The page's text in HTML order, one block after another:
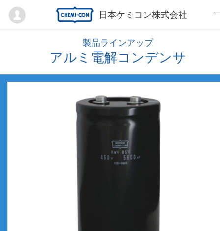
日本ケミコン株式会社
Mypage
製品ラインアップ
アルミ電解コンデンサ